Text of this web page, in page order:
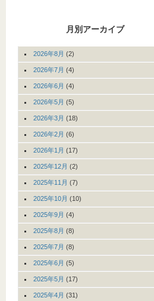
月別アーカイブ
2026年8月 (2)
2026年7月 (4)
2026年6月 (4)
2026年5月 (5)
2026年3月 (18)
2026年2月 (6)
2026年1月 (17)
2025年12月 (2)
2025年11月 (7)
2025年10月 (10)
2025年9月 (4)
2025年8月 (8)
2025年7月 (8)
2025年6月 (5)
2025年5月 (17)
2025年4月 (31)